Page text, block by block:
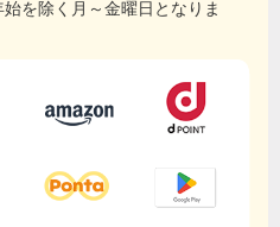
を除く月～金曜日となりま